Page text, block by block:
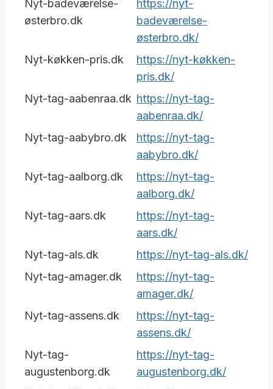
Nyt-badeværelse-
østerbro.dk
https://nyt-
badeværelse-
østerbro.dk/
Nyt-køkken-pris.dk
https://nyt-køkken-
pris.dk/
Nyt-tag-aabenraa.dk https://nyt-tag-
aabenraa.dk/
Nyt-tag-aabybro.dk
https://nyt-tag-
aabybro.dk/
Nyt-tag-aalborg.dk
https://nyt-tag-
aalborg.dk/
Nyt-tag-aars.dk
https://nyt-tag-
aars.dk/
Nyt-tag-als.dk
https://nyt-tag-als.dk/
Nyt-tag-amager.dk
https://nyt-tag-
amager.dk/
Nyt-tag-assens.dk
https://nyt-tag-
assens.dk/
Nyt-tag-
augustenborg.dk
https://nyt-tag-
augustenborg.dk/